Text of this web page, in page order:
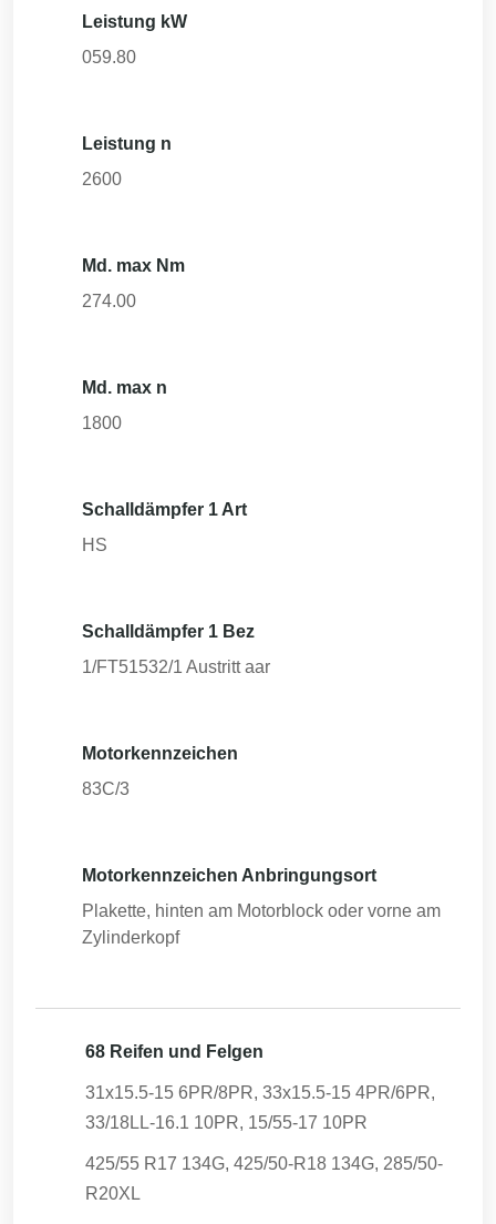
Leistung kW
059.80
Leistung n
2600
Md. max Nm
274.00
Md. max n
1800
Schalldämpfer 1 Art
HS
Schalldämpfer 1 Bez
1/FT51532/1 Austritt aar
Motorkennzeichen
83C/3
Motorkennzeichen Anbringungsort
Plakette, hinten am Motorblock oder vorne am
Zylinderkopf
68 Reifen und Felgen
31x15.5-15 6PR/8PR, 33x15.5-15 4PR/6PR,
33/18LL-16.1 10PR, 15/55-17 10PR
425/55 R17 134G, 425/50-R18 134G, 285/50-
R20XL